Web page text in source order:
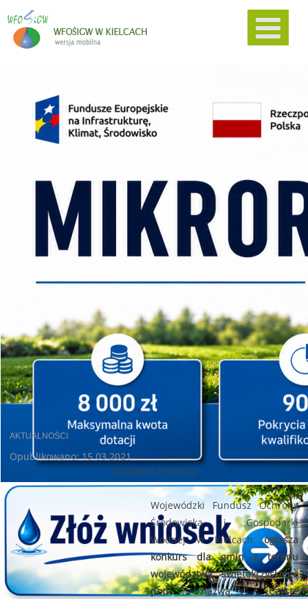
AKTUALNOŚCI
Opublikowano: 15.03.2021
Szanowni Państwo
Wojewódzki Fundusz Ochrony
Środowiska i Gospodarki
Wodnej w Kielcachogłasza
konkurs dla gmin z terenu
województwa świętokrzyskiego
pod nazwą: „Czyste